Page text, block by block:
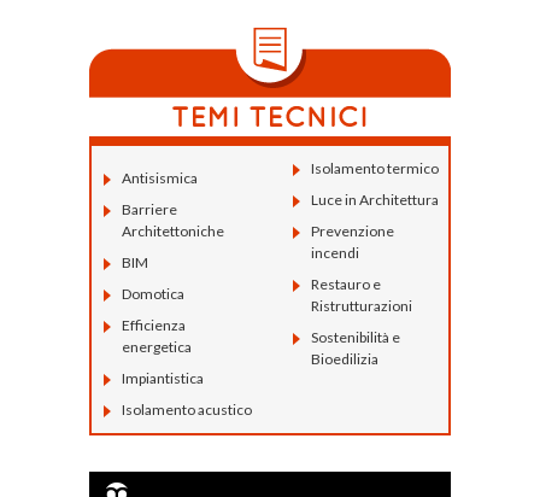
Antisismica
Barriere
Architettoniche
BIM
Domotica
Efficienza
energetica
Impiantistica
Isolamento acustico
Isolamento termico
Luce in Architettura
Prevenzione
incendi
Restauro e
Ristrutturazioni
Sostenibilità e
Bioedilizia